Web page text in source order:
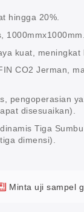
hingga 20%.
1000mmx1000mm.
kuat, meningkat
CO2 Jerman,
pengoperasian
disesuaikan).
Tiga
dimensi).
Minta uji sampel